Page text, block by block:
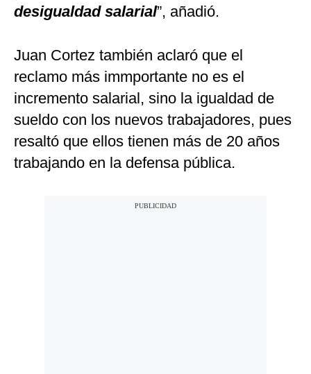
desigualdad salarial”, añadió.
Juan Cortez también aclaró que el
reclamo más immportante no es el
incremento salarial, sino la igualdad de
sueldo con los nuevos trabajadores, pues
resaltó que ellos tienen más de 20 años
trabajando en la defensa pública.